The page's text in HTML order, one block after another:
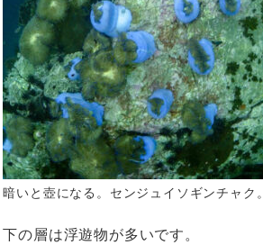
暗いと壺になる。センジュイソギンチャク。
下の層は浮遊物が多いです。